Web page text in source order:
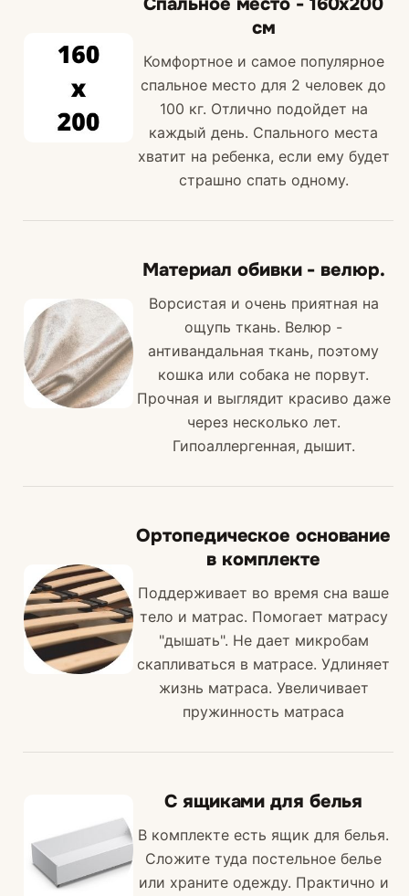
см
Комфортное и самое популярное
спальное место для 2 человек до
100 кг. Отлично подойдет на
каждый день. Спального места
хватит на ребенка, если ему будет
страшно спать одному.
Материал обивки - велюр.
Ворсистая и очень приятная на
ощупь ткань. Велюр -
антивандальная ткань, поэтому
кошка или собака не порвут.
Прочная и выглядит красиво даже
через несколько лет.
Гипоаллергенная, дышит.
Ортопедическое основание
в комплекте
Поддерживает во время сна ваше
тело и матрас. Помогает матрасу
"дышать". Не дает микробам
скапливаться в матрасе. Удлиняет
жизнь матраса. Увеличивает
пружинность матраса
C ящиками для белья
В комплекте есть ящик для белья.
Сложите туда постельное белье
или храните одежду. Практично и